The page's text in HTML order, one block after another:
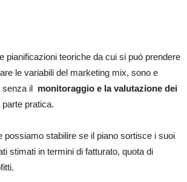
pianificazioni teoriche da cui si può prendere
le variabili del marketing mix, sono e
senza il monitoraggio e la valutazione dei
pratica.
possiamo stabilire se il piano sortisce i suoi
stimati in termini di fatturato, quota di